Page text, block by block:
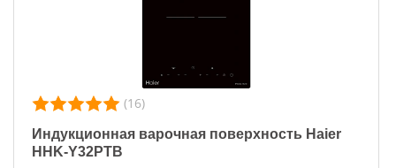
(16)
Индукционная варочная поверхность Haier
HHK-Y32PTB